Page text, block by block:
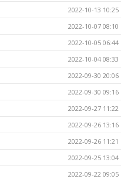
2022-10-13 10:25
2022-10-07 08:10
2022-10-05 06:44
2022-10-04 08:33
2022-09-30 20:06
2022-09-30 09:16
2022-09-27 11:22
2022-09-26 13:16
2022-09-26 11:21
2022-09-25 13:04
2022-09-22 09:05